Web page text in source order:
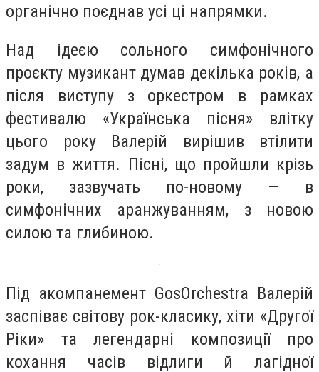
органічно поєднав усі ці напрямки.
Над ідеєю сольного симфонічного
проєкту музикант думав декілька років, а
після виступу з оркестром в рамках
фестивалю «Українська пісня» влітку
цього року Валерій вирішив втілити
задум в життя. Пісні, що пройшли крізь
роки, зазвучать по-новому — в
симфонічних аранжуванням, з новою
силою та глибиною.
Під акомпанемент GosOrchestra Валерій
заспіває світову рок-класику, хіти «Другої
Ріки» та легендарні композиції про
кохання часів відлиги й лагідної